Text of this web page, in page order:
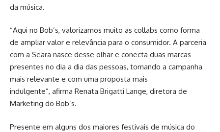
da música.
“Aqui no Bob’s, valorizamos muito as collabs como forma
de ampliar valor e relevância para o consumidor. A parceria
com a Seara nasce desse olhar e conecta duas marcas
presentes no dia a dia das pessoas, tornando a campanha
mais relevante e com uma proposta mais
indulgente”, afirma Renata Brigatti Lange, diretora de
Marketing do Bob’s.
Presente em alguns dos maiores festivais de música do